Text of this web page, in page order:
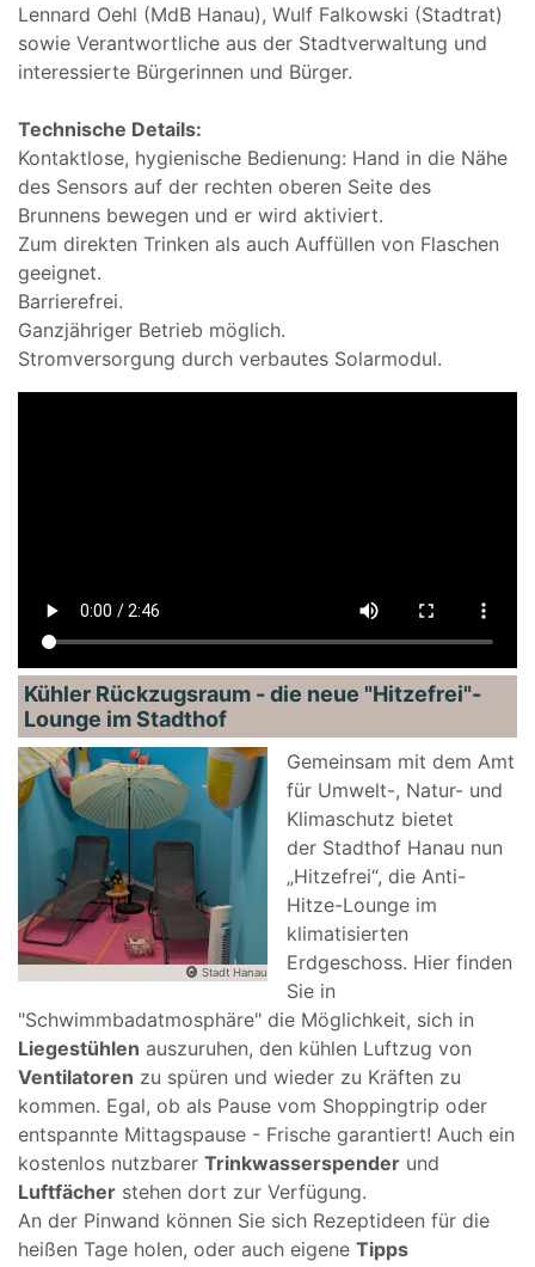
Lennard Oehl (MdB Hanau), Wulf Falkowski (Stadtrat)
sowie Verantwortliche aus der Stadtverwaltung und
interessierte Bürgerinnen und Bürger.
Technische Details:
Kontaktlose, hygienische Bedienung: Hand in die Nähe
des Sensors auf der rechten oberen Seite des
Brunnens bewegen und er wird aktiviert.
Zum direkten Trinken als auch Auffüllen von Flaschen
geeignet.
Barrierefrei.
Ganzjähriger Betrieb möglich.
Stromversorgung durch verbautes Solarmodul.
Kühler Rückzugsraum - die neue "Hitzefrei"-
Lounge im Stadthof
Stadt Hanau
Gemeinsam mit dem Amt
für Umwelt-, Natur- und
Klimaschutz bietet
der Stadthof Hanau nun
„Hitzefrei“, die Anti-
Hitze-Lounge im
klimatisierten
Erdgeschoss. Hier finden
Sie in
"Schwimmbadatmosphäre" die Möglichkeit, sich in
Liegestühlen auszuruhen, den kühlen Luftzug von
Ventilatoren zu spüren und wieder zu Kräften zu
kommen. Egal, ob als Pause vom Shoppingtrip oder
entspannte Mittagspause - Frische garantiert! Auch ein
kostenlos nutzbarer Trinkwasserspender und
Luftfächer stehen dort zur Verfügung.
An der Pinwand können Sie sich Rezeptideen für die
heißen Tage holen, oder auch eigene Tipps